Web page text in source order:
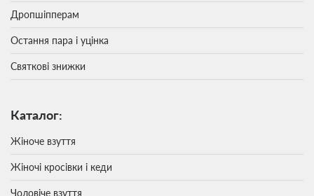
Дропшіпперам
Остання пара і уцінка
Святкові знижки
Каталог:
Жіноче взуття
Жіночі кросівки і кеди
Чоловіче взуття